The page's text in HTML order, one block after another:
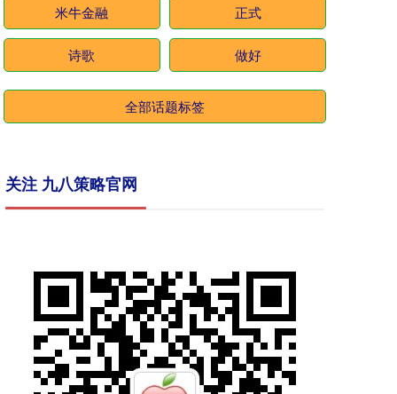
米牛金融 正式
诗歌 做好
全部话题标签
关注 九八策略官网